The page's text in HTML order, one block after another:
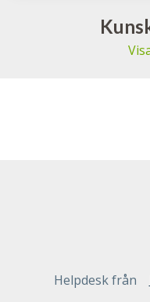
Helpdesk från